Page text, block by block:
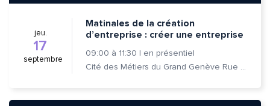
jeu.
17
septembre
Matinales de la création
d’entreprise : créer une entreprise
09:00 à 11:30 | en présentiel
Cité des Métiers du Grand Genève Rue Prévost-Martin 6 1205 Genève